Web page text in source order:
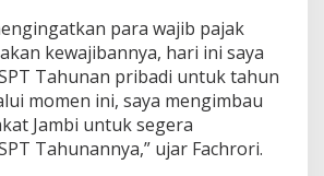
i
a
m
b
i
U
para wajib pajak
kewajibannya, hari ini saya
Tahunan pribadi untuk tahun
momen ini, saya mengimbau
Jambi untuk segera
Tahunannya,” ujar Fachrori.